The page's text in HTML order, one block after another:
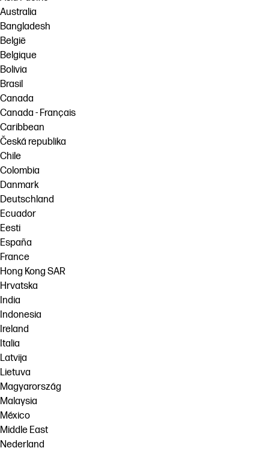
Australia
Bangladesh
België
Belgique
Bolivia
Brasil
Canada
Canada - Français
Caribbean
Česká republika
Chile
Colombia
Danmark
Deutschland
Ecuador
Eesti
España
France
Hong Kong SAR
Hrvatska
India
Indonesia
Ireland
Italia
Latvija
Lietuva
Magyarország
Malaysia
México
Middle East
Nederland